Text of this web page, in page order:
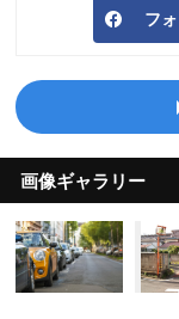
フ
画像ギャラリー